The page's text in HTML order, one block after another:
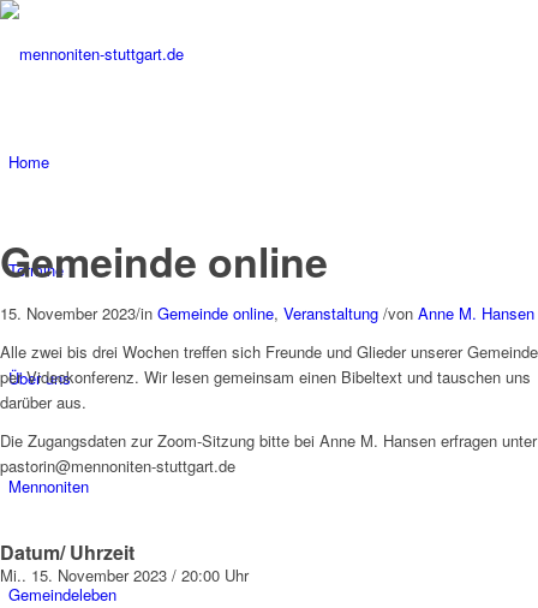
Home
Termine
Über uns
Mennoniten
Gemeindeleben
Gemeinde online
15. November 2023/in Gemeinde online, Veranstaltung /von Anne M. Hansen
Alle zwei bis drei Wochen treffen sich Freunde und Glieder unserer Gemeinde
per Videokonferenz. Wir lesen gemeinsam einen Bibeltext und tauschen uns
darüber aus.
Die Zugangsdaten zur Zoom-Sitzung bitte bei Anne M. Hansen erfragen unter
pastorin@mennoniten-stuttgart.de
Datum/ Uhrzeit
Mi.. 15. November 2023 / 20:00 Uhr